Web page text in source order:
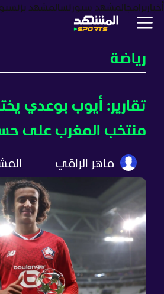
أخبار برامجالمشهد سبورتسالمشهد بزنس
رياضة
تقارير: أيوب بوعدي
منتخب المغرب على
ماهر الراقي